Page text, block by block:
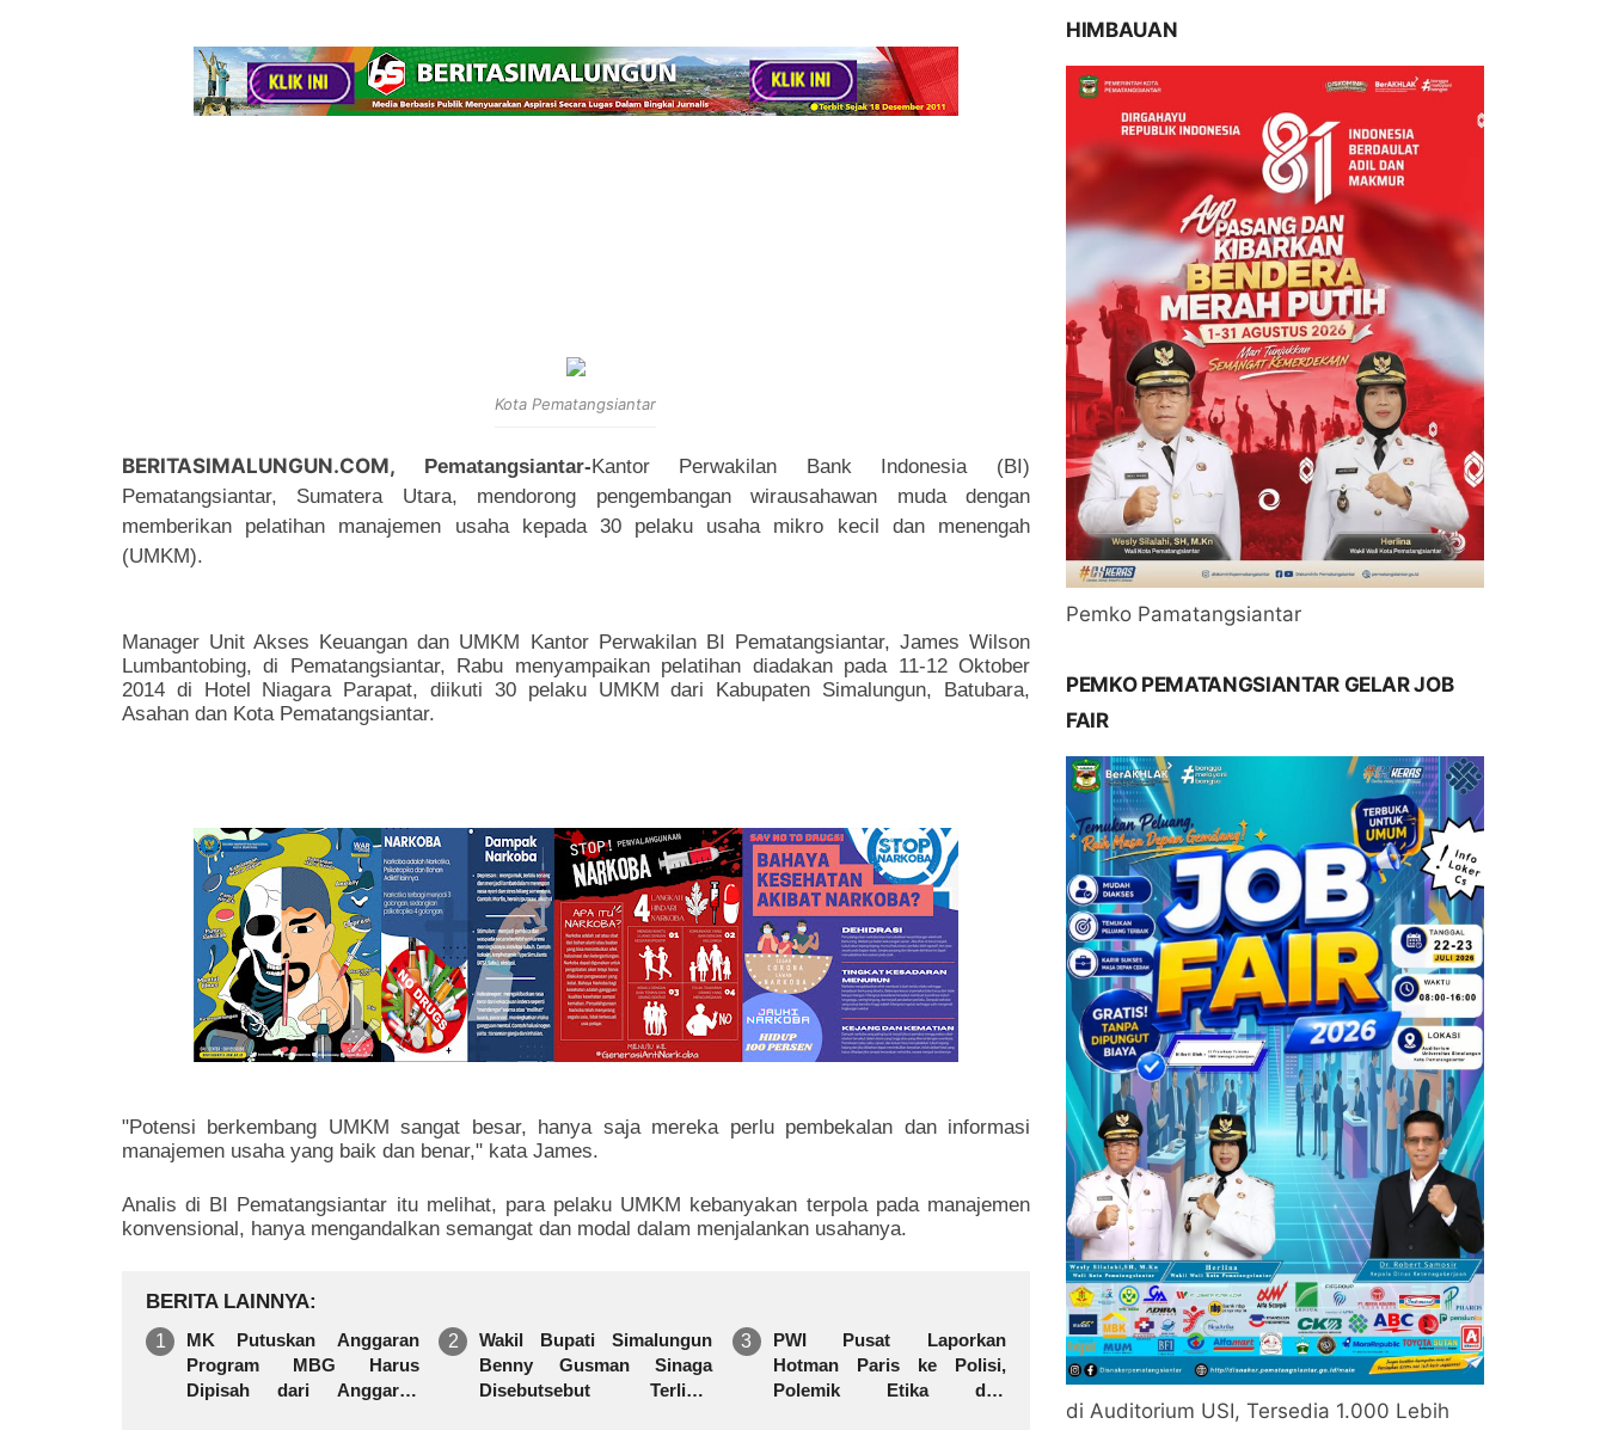
Kota Pematangsiantar
BERITASIMALUNGUN.COM, Pematangsiantar-Kantor Perwakilan Bank Indonesia (BI)
Pematangsiantar, Sumatera Utara, mendorong pengembangan wirausahawan muda dengan
memberikan pelatihan manajemen usaha kepada 30 pelaku usaha mikro kecil dan menengah
(UMKM).
Manager Unit Akses Keuangan dan UMKM Kantor Perwakilan BI Pematangsiantar, James Wilson
Lumbantobing, di Pematangsiantar, Rabu menyampaikan pelatihan diadakan pada 11-12 Oktober
2014 di Hotel Niagara Parapat, diikuti 30 pelaku UMKM dari Kabupaten Simalungun, Batubara,
Asahan dan Kota Pematangsiantar.
"Potensi berkembang UMKM sangat besar, hanya saja mereka perlu pembekalan dan informasi
manajemen usaha yang baik dan benar," kata James.
Analis di BI Pematangsiantar itu melihat, para pelaku UMKM kebanyakan terpola pada manajemen
konvensional, hanya mengandalkan semangat dan modal dalam menjalankan usahanya.
BERITA LAINNYA
MK Putuskan Anggaran
Program MBG Harus
Dipisah dari Anggaran
Wakil Bupati Simalungun
Benny Gusman Sinaga
Disebutsebut Terlibat
PWI Pusat Laporkan
Hotman Paris ke Polisi,
Polemik Etika dan
HIMBAUAN
Pemko Pamatangsiantar
PEMKO PEMATANGSIANTAR GELAR JOB
FAIR
di Auditorium USI, Tersedia 1.000 Lebih